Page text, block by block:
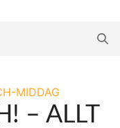
MIDDAG
– ALLT